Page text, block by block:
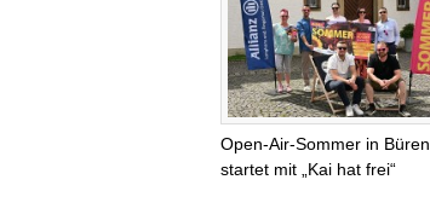
Open-Air-Sommer in Büren
startet mit „Kai hat frei“